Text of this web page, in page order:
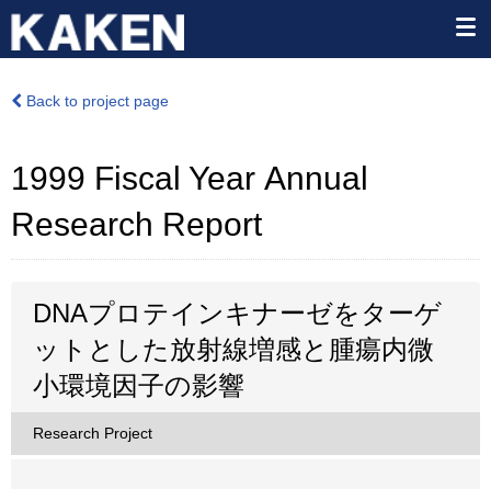
Back to project page
1999 Fiscal Year Annual
Research Report
DNAプロテインキナーゼをターゲ
ットとした放射線増感と腫瘍内微
小環境因子の影響
Research Project